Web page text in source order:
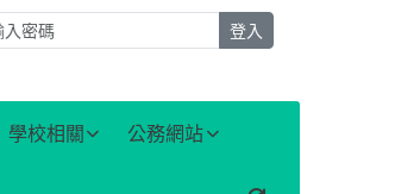
登入
學校相關 公務網站